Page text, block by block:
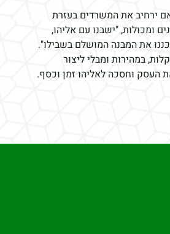
ירחיב את המשרדים בעזרת
ומכולות, "ישבנו עם אליהו,
את המבנה המושלם בשבילו".
במהירות ומבלי ליצור
העסק וחסכה לאליהו זמן וכסף.